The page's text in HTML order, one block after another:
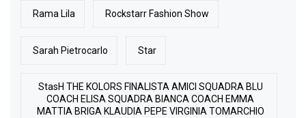
Rama Lila Rockstarr Fashion Show
Sarah Pietrocarlo Star
StasH THE KOLORS FINALISTA AMICI SQUADRA BLU
COACH ELISA SQUADRA BIANCA COACH EMMA
MATTIA BRIGA KLAUDIA PEPE VIRGINIA TOMARCHIO